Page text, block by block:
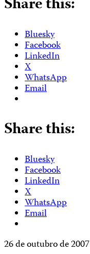
Bluesky
Facebook
LinkedIn
X
WhatsApp
Email
Share this:
Bluesky
Facebook
LinkedIn
X
WhatsApp
Email
26 de outubro de 2007